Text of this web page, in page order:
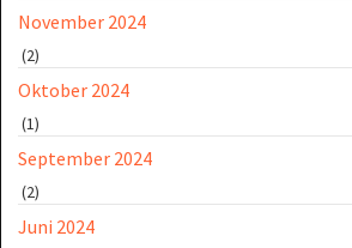
November 2024
(2)
Oktober 2024
(1)
September 2024
(2)
Juni 2024